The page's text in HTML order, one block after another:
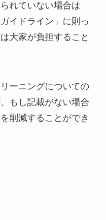
れていない場合は
イドライン」に則っ
大家が負担すること
ーニングについての
もし記載がない場合
削減することができ